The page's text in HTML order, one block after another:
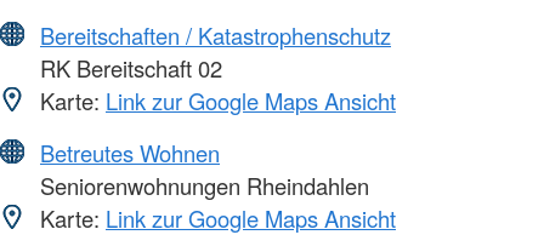
Bereitschaften / Katastrophenschutz
RK Bereitschaft 02
Karte: Link zur Google Maps Ansicht
Betreutes Wohnen
Seniorenwohnungen Rheindahlen
Karte: Link zur Google Maps Ansicht